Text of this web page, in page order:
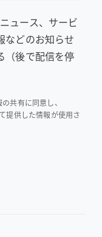
ュース、サービ
などのお知らせ
（後で配信を停
共有に同意し、
提供した情報が使用さ